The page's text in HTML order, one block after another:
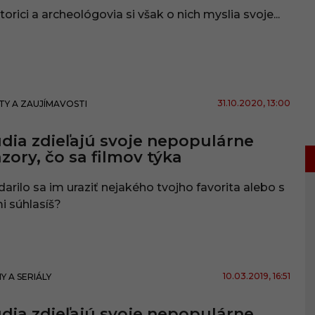
a archeológovia si však o nich myslia svoje...
A ZAUJÍMAVOSTI 31.10.2020, 13:00
zdieľajú svoje nepopulárne
čo sa filmov týka
sa im uraziť nejakého tvojho favorita alebo s
súhlasíš?
A SERIÁLY 10.03.2019, 16:51